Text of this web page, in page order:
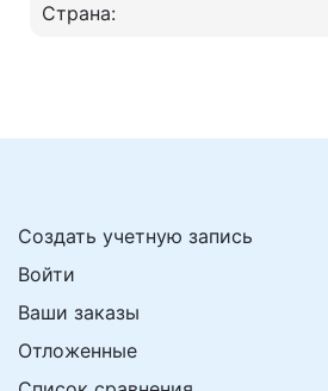
Страна:
Создать учетную запись
Войти
Ваши заказы
Отложенные